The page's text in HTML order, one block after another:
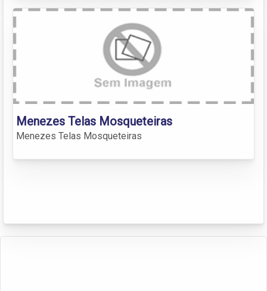
Menezes Telas Mosqueteiras
Menezes Telas Mosqueteiras